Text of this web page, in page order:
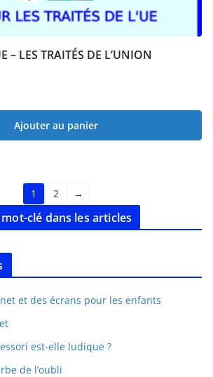
– LES TRAITÉS DE L’UNION
Ajouter au panier
1 2 →
clé dans les articles
et des écrans pour les enfants
est-elle ludique ?
de l’oubli